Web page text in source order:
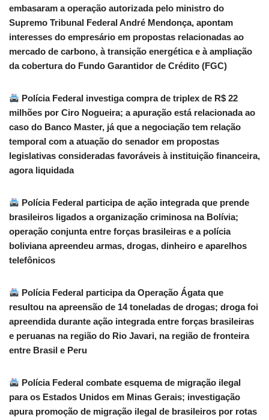
embasaram a operação autorizada pelo ministro do
Supremo Tribunal Federal André Mendonça, apontam
interesses do empresário em propostas relacionadas ao
mercado de carbono, à transição energética e à ampliação
da cobertura do Fundo Garantidor de Crédito (FGC)
Polícia Federal investiga compra de triplex de R$ 22
milhões por Ciro Nogueira; a apuração está relacionada ao
caso do Banco Master, já que a negociação tem relação
temporal com a atuação do senador em propostas
legislativas consideradas favoráveis à instituição financeira,
agora liquidada
Polícia Federal participa de ação integrada que prende
brasileiros ligados a organização criminosa na Bolívia;
operação conjunta entre forças brasileiras e a polícia
boliviana apreendeu armas, drogas, dinheiro e aparelhos
telefônicos
Polícia Federal participa da Operação Ágata que
resultou na apreensão de 14 toneladas de drogas; droga foi
apreendida durante ação integrada entre forças brasileiras
e peruanas na região do Rio Javari, na região de fronteira
entre Brasil e Peru
Polícia Federal combate esquema de migração ilegal
para os Estados Unidos em Minas Gerais; investigação
apura promoção de migração ilegal de brasileiros por rotas